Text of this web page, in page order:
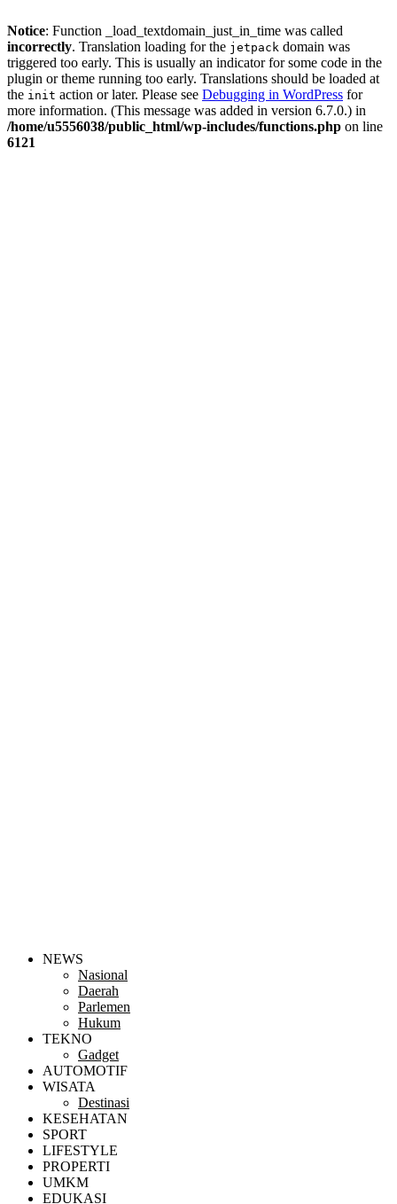
Notice: Function _load_textdomain_just_in_time was called
incorrectly. Translation loading for the jetpack domain was
triggered too early. This is usually an indicator for some code in the
plugin or theme running too early. Translations should be loaded at
the init action or later. Please see Debugging in WordPress for
more information. (This message was added in version 6.7.0.) in
/home/u5556038/public_html/wp-includes/functions.php on line
6121
NEWS
Nasional
Daerah
Parlemen
Hukum
TEKNO
Gadget
AUTOMOTIF
WISATA
Destinasi
KESEHATAN
SPORT
LIFESTYLE
PROPERTI
UMKM
EDUKASI